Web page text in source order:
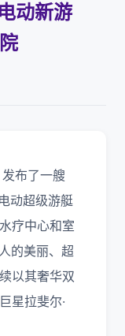
动新游
布了一艘
动超级游艇
疗中心和室
的美丽、超
以其奢华双
星拉斐尔·